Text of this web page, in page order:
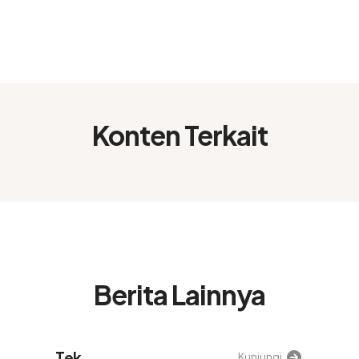
Konten Terkait
Berita Lainnya
Kunjungi